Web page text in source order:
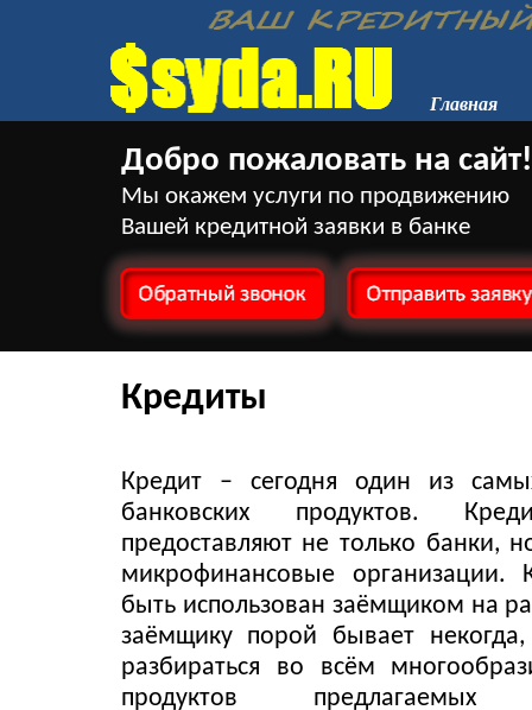
Главная
Добро пожаловать на сайт!
Мы окажем услуги по продвижению
Вашей кредитной заявки в банке
Кредиты
Кредит – сегодня один из
банковских продуктов.
предоставляют не только банки,
микрофинансовые организации.
быть использован заёмщиком на
заёмщику порой бывает
разбираться во всём
продуктов предлагаемых